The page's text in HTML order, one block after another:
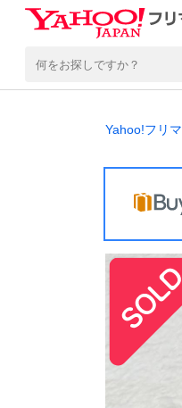
Yahoo!フリマ